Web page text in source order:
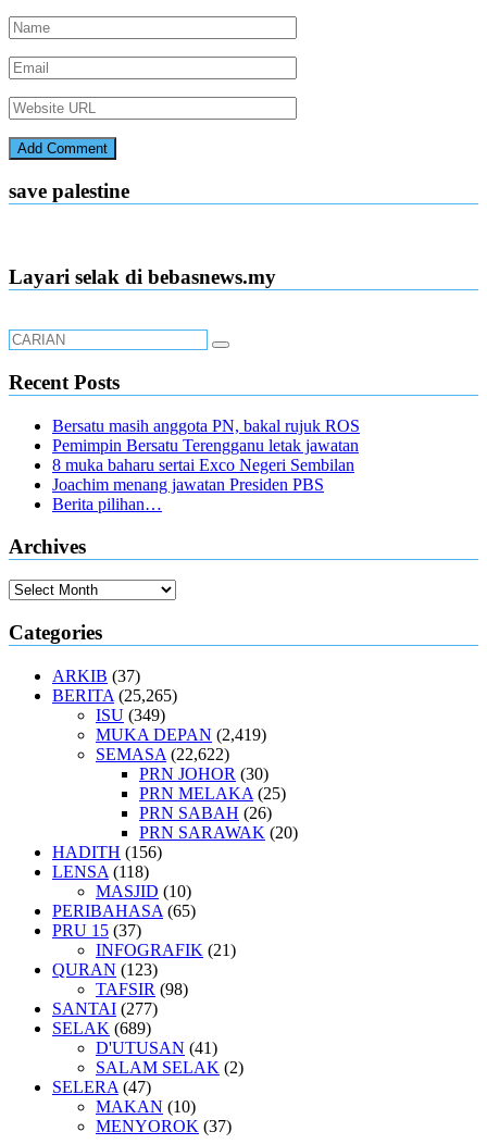
save palestine
Layari selak di bebasnews.my
Recent Posts
Bersatu masih anggota PN, bakal rujuk ROS
Pemimpin Bersatu Terengganu letak jawatan
8 muka baharu sertai Exco Negeri Sembilan
Joachim menang jawatan Presiden PBS
Berita pilihan…
Archives
Archives
Categories
ARKIB (37)
BERITA (25,265)
ISU (349)
MUKA DEPAN (2,419)
SEMASA (22,622)
PRN JOHOR (30)
PRN MELAKA (25)
PRN SABAH (26)
PRN SARAWAK (20)
HADITH (156)
LENSA (118)
MASJID (10)
PERIBAHASA (65)
PRU 15 (37)
INFOGRAFIK (21)
QURAN (123)
TAFSIR (98)
SANTAI (277)
SELAK (689)
D'UTUSAN (41)
SALAM SELAK (2)
SELERA (47)
MAKAN (10)
MENYOROK (37)